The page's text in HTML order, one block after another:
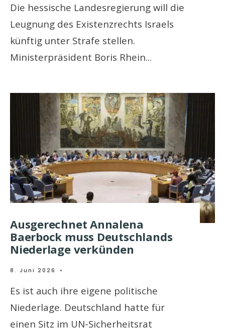
Die hessische Landesregierung will die
Leugnung des Existenzrechts Israels
künftig unter Strafe stellen.
Ministerpräsident Boris Rhein...
Ausgerechnet Annalena
Baerbock muss Deutschlands
Niederlage verkünden
8. Juni 2026 •
Es ist auch ihre eigene politische
Niederlage. Deutschland hatte für
einen Sitz im UN-Sicherheitsrat